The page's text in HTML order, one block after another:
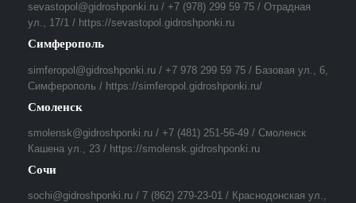
sevastopol@gidroshponki.ru / +7 (978) 299 59 75 / Отрадная
ул., 17/1 / https://sevastopol.gidroshponki.ru
Симферополь
simferopol@gidroshponki.ru / +7 978 299 59 75 / Базовая ул., 6,
Симферополь / https://simferopol.gidroshponki.ru/
Смоленск
smolensk@gidroshponki.ru / +7 (481) 251-56-49 / Смоленск
Кашена ул., 23 / https://smolensk.gidroshponki.ru
Сочи
sochi@gidroshponki.ru / 7 (862) 279-23-01 / Краснодонская ул.,